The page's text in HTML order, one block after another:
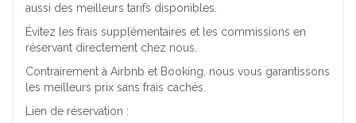
aussi des meilleurs tarifs disponibles.
Évitez les frais supplémentaires et les commissions en
réservant directement chez nous.
Contrairement à Airbnb et Booking, nous vous garantissons
les meilleurs prix sans frais cachés.
Lien de réservation :